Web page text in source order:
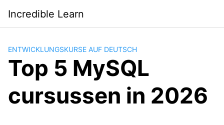
contenido
Incredible Learn
ENTWICKLUNGSKURSE AUF DEUTSCH
Top 5 MySQL
cursussen in 2026